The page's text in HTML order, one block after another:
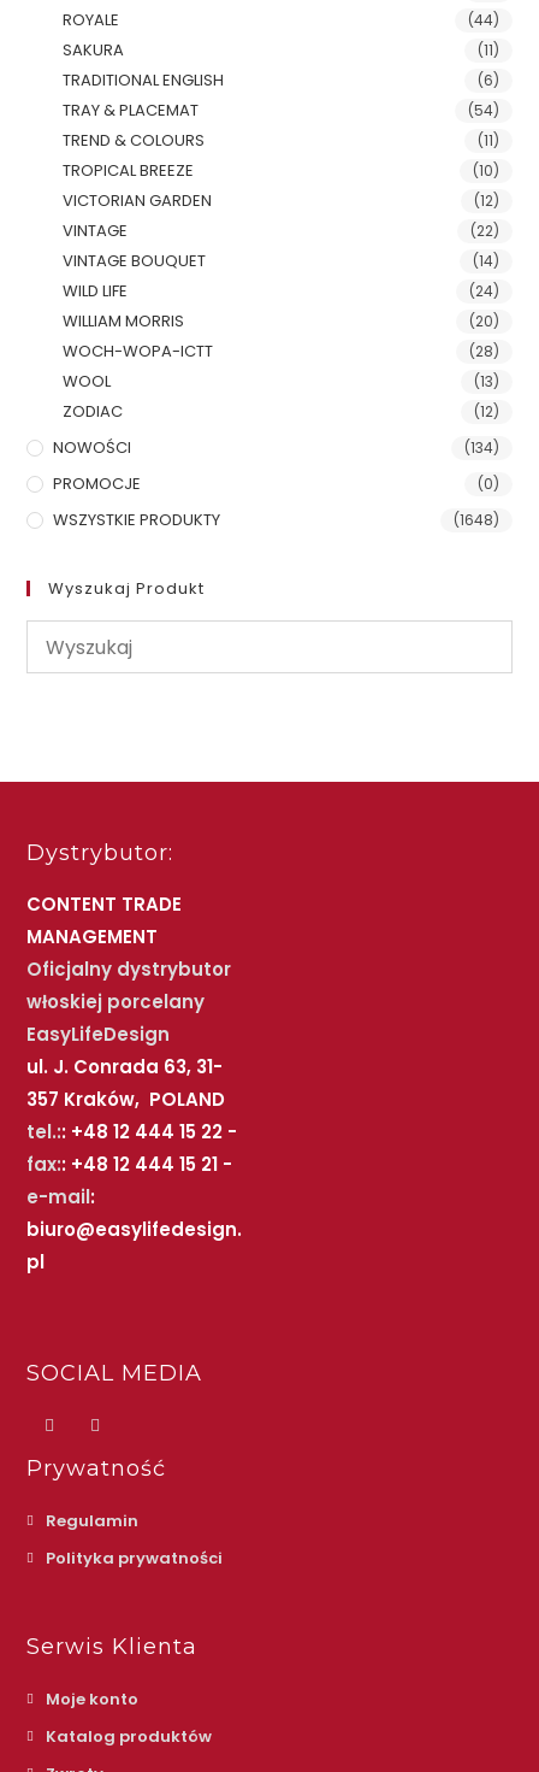
ROYALE (44)
SAKURA (11)
TRADITIONAL ENGLISH (6)
TRAY & PLACEMAT (54)
TREND & COLOURS (11)
TROPICAL BREEZE (10)
VICTORIAN GARDEN (12)
VINTAGE (22)
VINTAGE BOUQUET (14)
WILD LIFE (24)
WILLIAM MORRIS (20)
WOCH-WOPA-ICTT (28)
WOOL (13)
ZODIAC (12)
NOWOŚCI (134)
PROMOCJE (0)
WSZYSTKIE PRODUKTY (1648)
Wyszukaj Produkt
Dystrybutor:
CONTENT TRADE
MANAGEMENT
Oficjalny dystrybutor
włoskiej porcelany
EasyLifeDesign
ul. J. Conrada 63, 31-
357 Kraków, POLAND
tel.:: +48 12 444 15 22 -
fax:: +48 12 444 15 21 -
e-mail:
biuro@easylifedesign.
pl
SOCIAL MEDIA
Prywatność
Regulamin
Polityka prywatności
Serwis Klienta
Moje konto
Katalog produktów